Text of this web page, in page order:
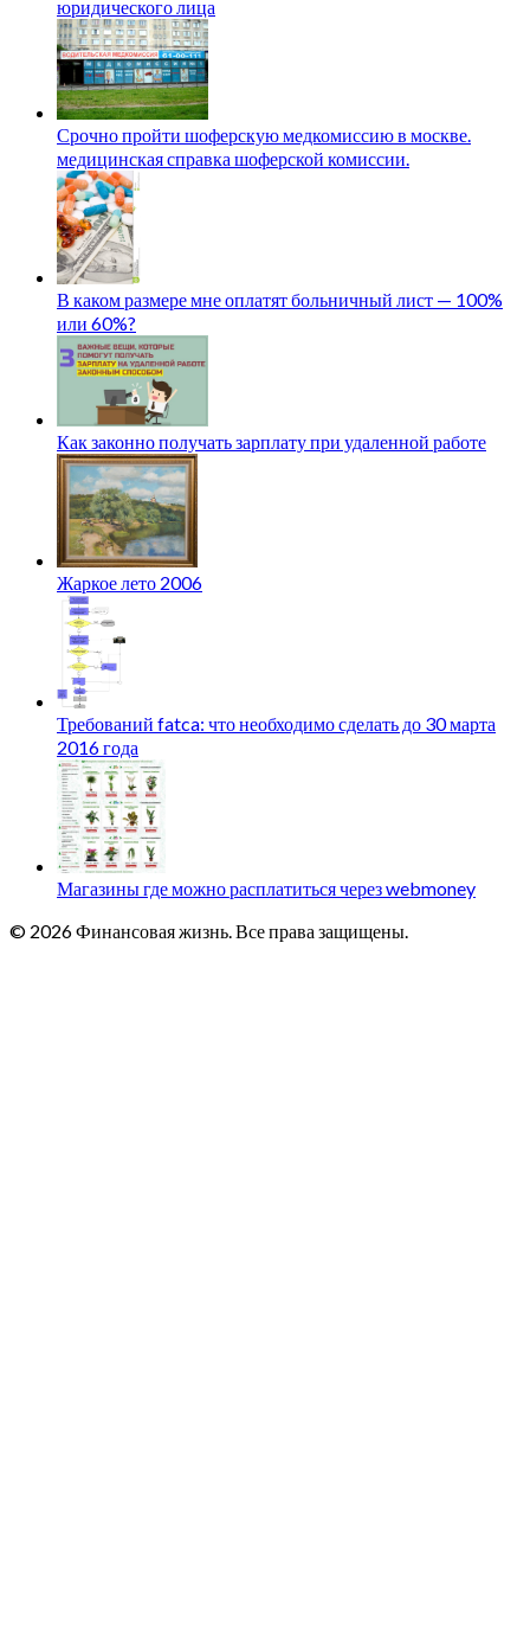
юридического лица
Срочно пройти шоферскую медкомиссию в москве.
медицинская справка шоферской комиссии.
В каком размере мне оплатят больничный лист — 100%
или 60%?
Как законно получать зарплату при удаленной работе
Жаркое лето 2006
Требований fatca: что необходимо сделать до 30 марта
2016 года
Магазины где можно расплатиться через webmoney
© 2026 Финансовая жизнь. Все права защищены.